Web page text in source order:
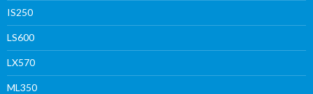
IS250
LS600
LX570
ML350